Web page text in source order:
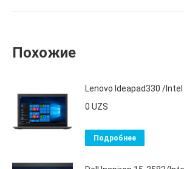
Похожие
Lenovo Ideapad330 /
0 UZS
Подробнее